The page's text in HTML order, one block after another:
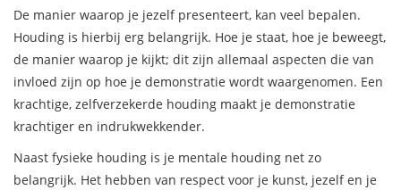
De manier waarop je jezelf presenteert, kan veel bepalen.
Houding is hierbij erg belangrijk. Hoe je staat, hoe je beweegt,
de manier waarop je kijkt; dit zijn allemaal aspecten die van
invloed zijn op hoe je demonstratie wordt waargenomen. Een
krachtige, zelfverzekerde houding maakt je demonstratie
krachtiger en indrukwekkender.
Naast fysieke houding is je mentale houding net zo
belangrijk. Het hebben van respect voor je kunst, jezelf en je